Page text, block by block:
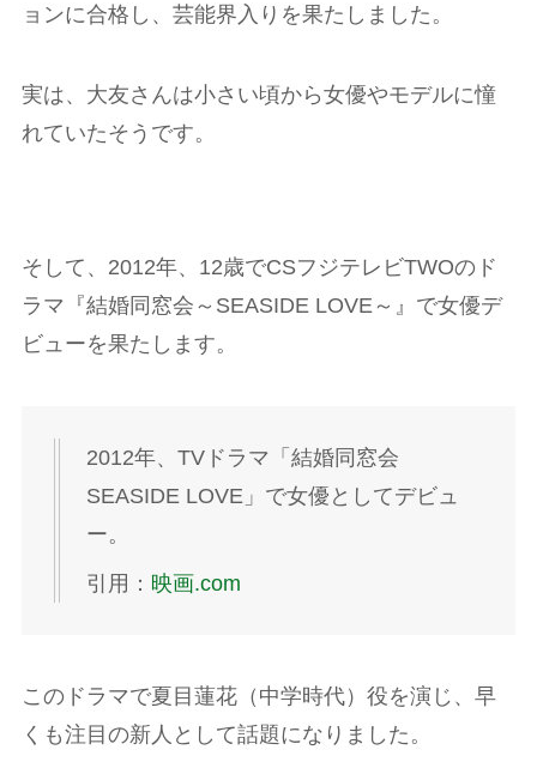
ョンに合格し、芸能界入りを果たしました。
実は、大友さんは小さい頃から女優やモデルに憧
れていたそうです。
そして、2012年、12歳でCSフジテレビTWOのド
ラマ『結婚同窓会～SEASIDE LOVE～』で女優デ
ビューを果たします。
2012年、TVドラマ「結婚同窓会
SEASIDE LOVE」で女優としてデビュ
ー。
引用： 映画.com
このドラマで夏目蓮花（中学時代）役を演じ、早
くも注目の新人として話題になりました。